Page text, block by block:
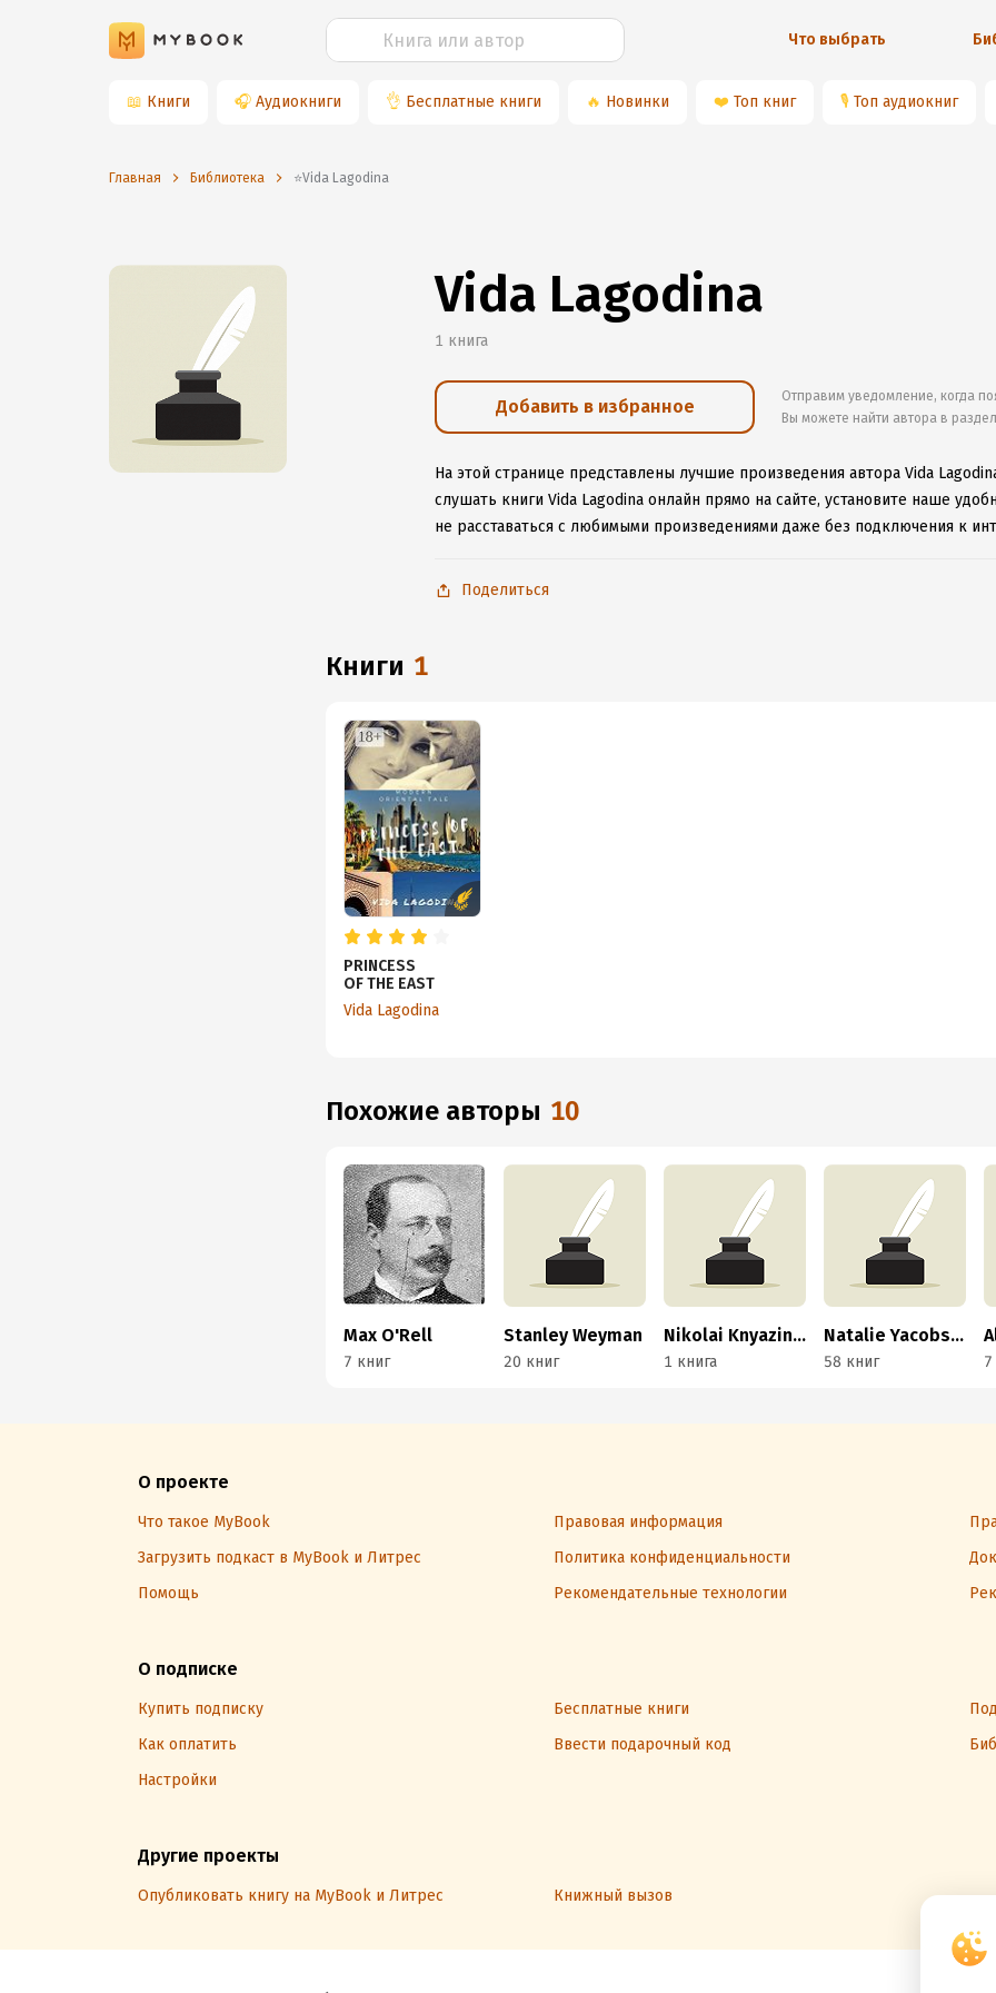
Что выбрать
📖 Книги 🎧 Аудиокниги 👌 Бесплатные книги 🔥 Новинки ❤️ Топ книг 🎙 Топ аудиокниг
Главная Библиотека ⭐️Vida Lagodina
Vida Lagodina
1 книга
Добавить в избранное
Отправим уведомление, когда
Вы можете найти автора в
На этой странице представлены лучшие произведения автора Vida
слушать книги Vida Lagodina онлайн прямо на сайте, установите наше
не расставаться с любимыми произведениями даже без подключения к
Поделиться
книги 1
PRINCESS
OF THE EAST
Vida Lagodina
Похожие авторы 10
Max O'Rell
7 книг
Stanley Weyman
20 книг
Nikolai Knyazinsky
1 книга
Natalie Yacobson
58 книг
О проекте
Что такое MyBook Правовая информация
Загрузить подкаст в MyBook и Литрес
Политика конфиденциальности
Помощь
Рекомендательные технологии
О подписке
Купить подписку Бесплатные книги
Как оплатить
Ввести подарочный код
Настройки
Другие проекты
Опубликовать книгу на MyBook и Литрес Книжный вызов